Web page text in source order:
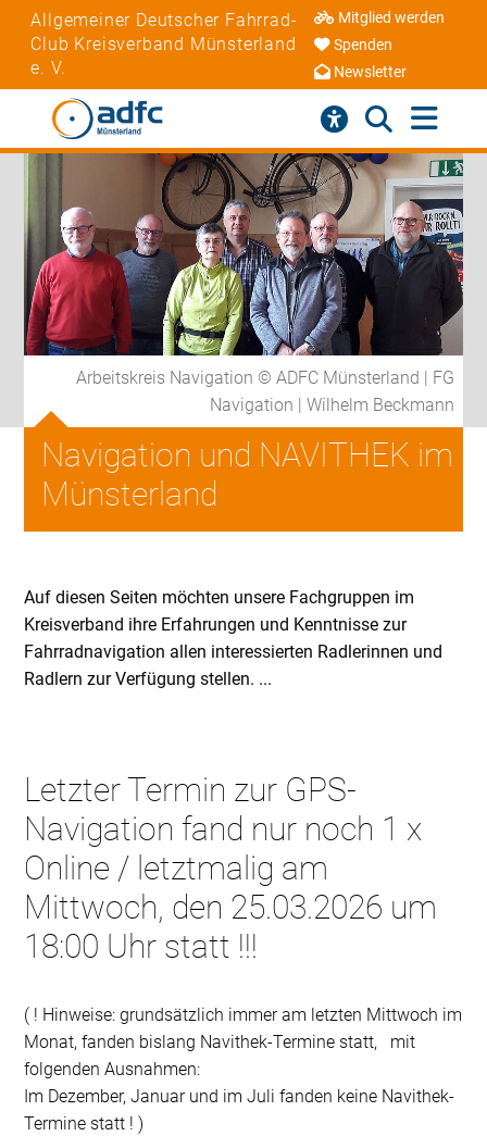
Allgemeiner Deutscher Fahrrad-
Club Kreisverband Münsterland
e. V.
Mitglied werden
Spenden
Newsletter
Arbeitskreis Navigation © ADFC Münsterland | FG
Navigation | Wilhelm Beckmann
Navigation und NAVITHEK im
Münsterland
Auf diesen Seiten möchten unsere Fachgruppen im
Kreisverband ihre Erfahrungen und Kenntnisse zur
Fahrradnavigation allen interessierten Radlerinnen und
Radlern zur Verfügung stellen. ...
Letzter Termin zur GPS-
Navigation fand nur noch 1 x
Online / letztmalig am
Mittwoch, den 25.03.2026 um
18:00 Uhr statt !!!
( ! Hinweise: grundsätzlich immer am letzten Mittwoch im
Monat, fanden bislang Navithek-Termine statt, mit
folgenden Ausnahmen:
Im Dezember, Januar und im Juli fanden keine Navithek-
Termine statt ! )